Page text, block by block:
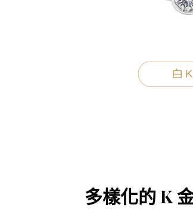
多樣化的K